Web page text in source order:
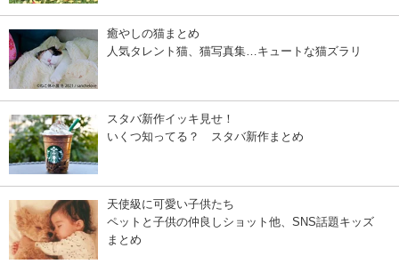
癒やしの猫まとめ
人気タレント猫、猫写真集…キュートな猫ズラリ
スタバ新作イッキ見せ！
いくつ知ってる？ スタバ新作まとめ
天使級に可愛い子供たち
ペットと子供の仲良しショット他、SNS話題キッズ
まとめ